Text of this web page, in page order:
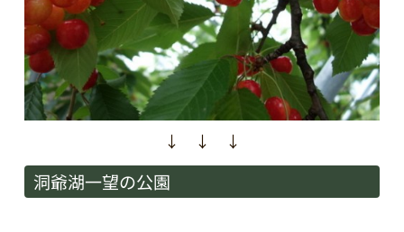
↓ ↓ ↓
洞爺湖一望の公園